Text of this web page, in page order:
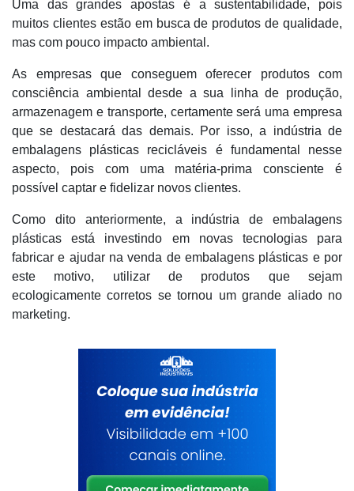
Uma das grandes apostas é a sustentabilidade, pois
muitos clientes estão em busca de produtos de qualidade,
mas com pouco impacto ambiental.
As empresas que conseguem oferecer produtos com
consciência ambiental desde a sua linha de produção,
armazenagem e transporte, certamente será uma empresa
que se destacará das demais. Por isso, a indústria de
embalagens plásticas recicláveis é fundamental nesse
aspecto, pois com uma matéria-prima consciente é
possível captar e fidelizar novos clientes.
Como dito anteriormente, a indústria de embalagens
plásticas está investindo em novas tecnologias para
fabricar e ajudar na venda de embalagens plásticas e por
este motivo, utilizar de produtos que sejam
ecologicamente corretos se tornou um grande aliado no
marketing.